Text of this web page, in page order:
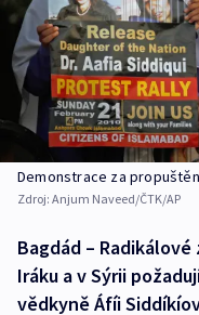
Demonstrace za
Zdroj: Anjum Naveed/ČTK/AP
Bagdád –
Iráku a v Sýrii
vědkyně Áfíi